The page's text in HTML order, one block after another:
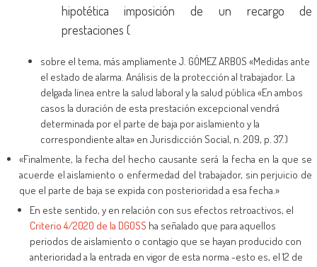
hipotética imposición de un recargo de
prestaciones (
sobre el tema, más ampliamente J. GÓMEZ ARBOS «Medidas ante
el estado de alarma. Análisis de la protección al trabajador. La
delgada línea entre la salud laboral y la salud pública «En ambos
casos la duración de esta prestación excepcional vendrá
determinada por el parte de baja por aislamiento y la
correspondiente alta» en Jurisdicción Social, n. 209, p. 37.)
«Finalmente, la fecha del hecho causante será la fecha en la que se
acuerde el aislamiento o enfermedad del trabajador, sin perjuicio de
que el parte de baja se expida con posterioridad a esa fecha.»
En este sentido, y en relación con sus efectos retroactivos, el
Criterio 4/2020 de la DGOSS ha señalado que para aquellos
periodos de aislamiento o contagio que se hayan producido con
anterioridad a la entrada en vigor de esta norma -esto es, el 12 de